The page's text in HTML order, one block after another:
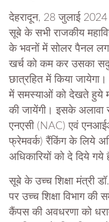
देहरादून, 28 जुलाई 2024
सूबे के सभी राजकीय
के भवनों में सोलर पैनल
खर्च को कम कर उसका
छात्रहित में किया
में समस्याओं को देखते हुये
की जायेंगी। इसके अलावा
एनएसी (NAC) एवं
फ्रेमवर्क) रैंकिंग के लिये
अधिकारियों को दे दिये गये
सूबे के उच्च शिक्षा मंत्री
पर उच्च शिक्षा विभाग की
कैंपस की अवधरणा को